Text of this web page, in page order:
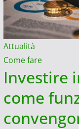
Attualità
Come fare
Investire
come